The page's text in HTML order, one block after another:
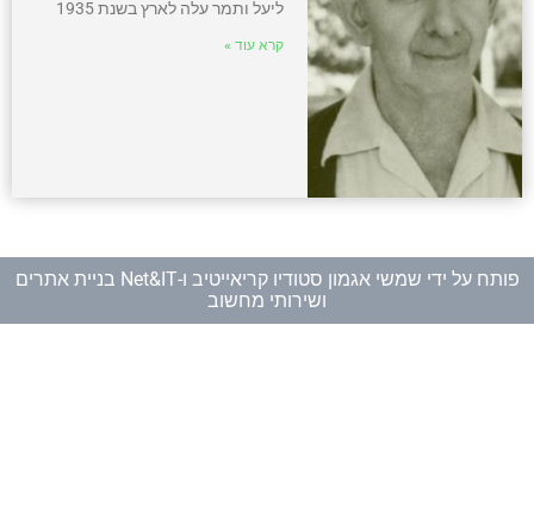
ליעל ותמר עלה לארץ בשנת 1935
קרא עוד »
פותח על ידי שמשי אגמון סטודיו קריאייטיב ו-
Net&IT בניית אתרים
ושירותי מחשוב